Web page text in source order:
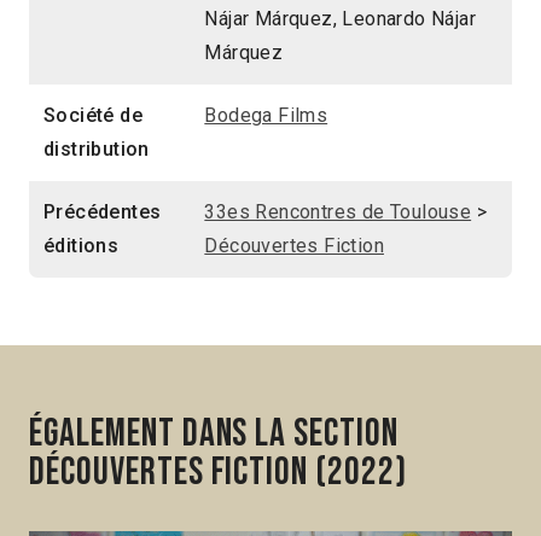
Nájar Márquez, Leonardo Nájar
Márquez
Société de
distribution
Bodega Films
Précédentes
éditions
33es Rencontres de Toulouse >
Découvertes Fiction
Également dans la section
Découvertes Fiction (2022)